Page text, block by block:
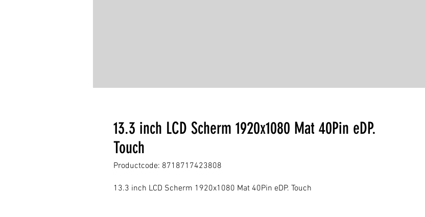
13.3 inch LCD Scherm 1920x1080 Mat 40Pin eDP.
Touch
Productcode: 8718717423808
13.3 inch LCD Scherm 1920x1080 Mat 40Pin eDP. Touch